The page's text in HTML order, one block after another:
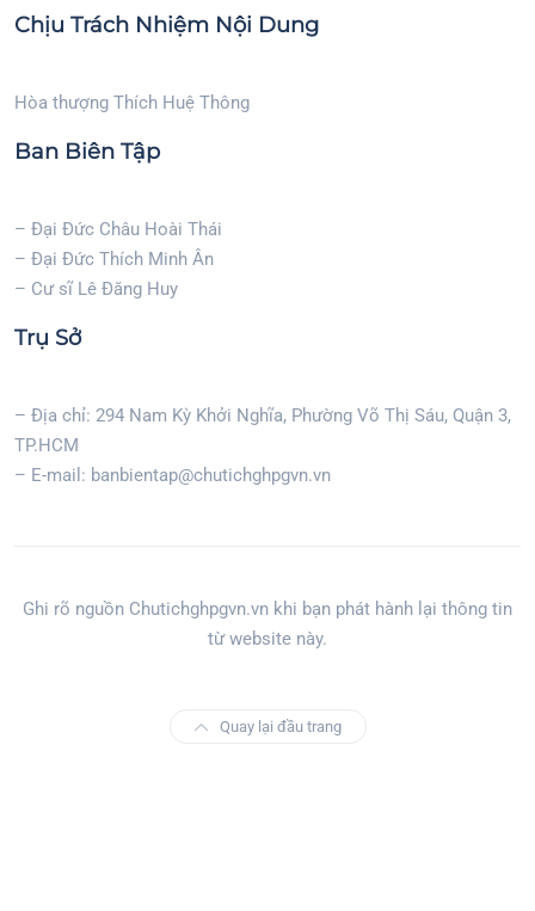
Chịu Trách Nhiệm Nội Dung
Hòa thượng Thích Huệ Thông
Ban Biên Tập
– Đại Đức Châu Hoài Thái
– Đại Đức Thích Minh Ân
– Cư sĩ Lê Đăng Huy
Trụ Sở
– Địa chỉ: 294 Nam Kỳ Khởi Nghĩa, Phường Võ Thị Sáu, Quận 3,
TP.HCM
– E-mail: banbientap@chutichghpgvn.vn
Ghi rõ nguồn Chutichghpgvn.vn khi bạn phát hành lại thông tin
từ website này.
Quay lại đầu trang